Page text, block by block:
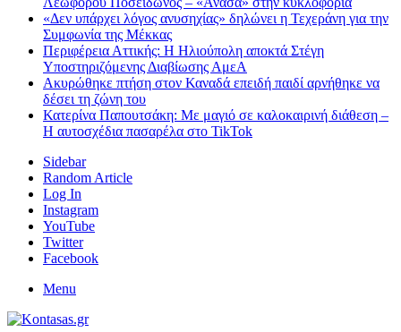
«Δεν υπάρχει λόγος ανυσηχίας» δηλώνει η Τεχεράνη για την
Συμφωνία της Μέκκας
Περιφέρεια Αττικής: Η Ηλιούπολη αποκτά Στέγη
Υποστηριζόμενης Διαβίωσης ΑμεΑ
Ακυρώθηκε πτήση στον Καναδά επειδή παιδί αρνήθηκε να
δέσει τη ζώνη του
Κατερίνα Παπουτσάκη: Με μαγιό σε καλοκαιρινή διάθεση –
Η αυτοσχέδια πασαρέλα στο TikTok
Sidebar
Random Article
Log In
Instagram
YouTube
Twitter
Facebook
Menu